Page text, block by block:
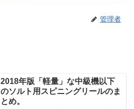
管理者
2018年版「軽量」な中級機以下
のソルト用スピニングリールのま
とめ。